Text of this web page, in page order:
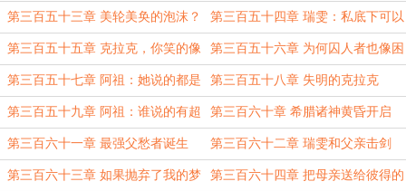
希望之花 么爷爷，叫老爷！
第三百五十三章 美轮美奂的泡沫？
不，你是真实的你！
第三百五十四章 瑞雯：私底下可以
叫父亲吗？
第三百五十五章 克拉克，你笑的像
个傻子！
第三百五十六章 为何囚人者也像困
兽？
第三百五十七章 阿祖：她说的都是
我的词！
第三百五十八章 失明的克拉克
第三百五十九章 阿祖：谁说的有超
级听力就不要眼睛了？
第三百六十章 希腊诸神黄昏开启
第三百六十一章 最强父愁者诞生 第三百六十二章 瑞雯和父亲击剑
第三百六十三章 如果抛弃了我的梦 第三百六十四章 把母亲送给彼得的